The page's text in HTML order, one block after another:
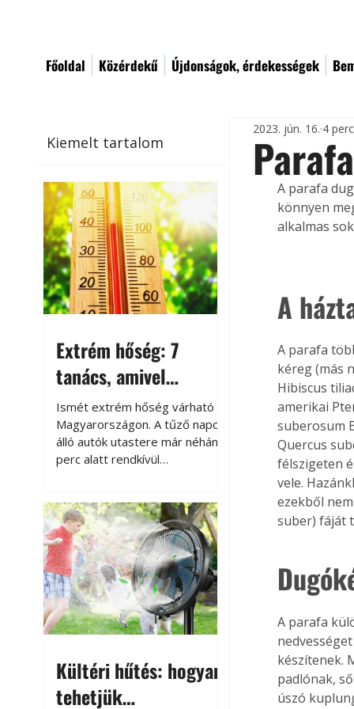
Főoldal Közérdekű Újdonságok, érdekességek
Kiemelt tartalom
Extrém hőség: 7
tanács, amivel
megóvhatjuk
autónkat a nyári
károktól
Ismét extrém hőség várható
Magyarországon. A tűző napon
álló autók utastere már néhány
perc alatt rendkívül
megközelítheti. Ez nemcsak a
beszállást teszi kellemetlenné,
hanem az autó állapotára és a
benne hagyott tárgyakra is
káros hatással lehet. Néhány
egyszerű óvintézkedéssel
azonban jelentősen
csökkenthetjük a hőség káros
Kültéri hűtés: hogyan
tehetjük
Parafa
2023. jún. 16. 4
A parafa
könnyen
alkalmas
A
A parafa
kéreg (más
Hibiscus
amerikai
suberosum
Quercus
félszigeten
vele.
ezekből
suber) fáját
A parafa
készítenek.
padlónak,
úszó